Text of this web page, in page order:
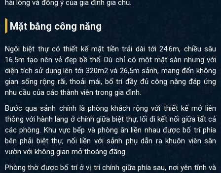
hài lòng và đồng ý của gia đình gia chủ.
Mặt bằng công năng
Ngôi biệt thự có thiết kế mặt tiền trải dài tới 24.6m, chiều sâu
16.5m tạo nên vẻ đẹp bề thế. Dù chỉ có một mặt sàn nhưng với
diện tích sử dụng lên tới 320m2 và 26,5m sảnh, mang đến không
gian sống rộng rãi, thoải mái, bố trí đầy đủ công năng đáp ứng
nhu cầu của các thành viên trong gia đình.
Bước qua sảnh chính là phòng khách rộng với thiết kế mở liên
thông với hành lang ở chính giữa biệt thự, lối đi kết nối giữa tất cả
các phòng. Khu vực bếp và phòng ăn liền nhau được bố trí phía
bên phải biệt thự, nối liền với sảnh phụ dẫn ra khuôn viên sân
vườn với không gian mở thoáng đãng.
Phòng thờ được bố trí ở vị trí chính giữa phía sau, nơi yên tĩnh và